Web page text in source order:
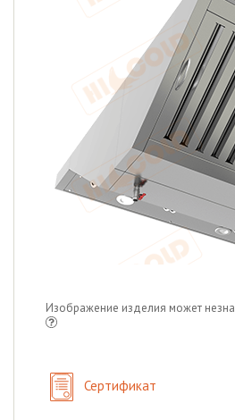
Изображение изделия может
Сертификат